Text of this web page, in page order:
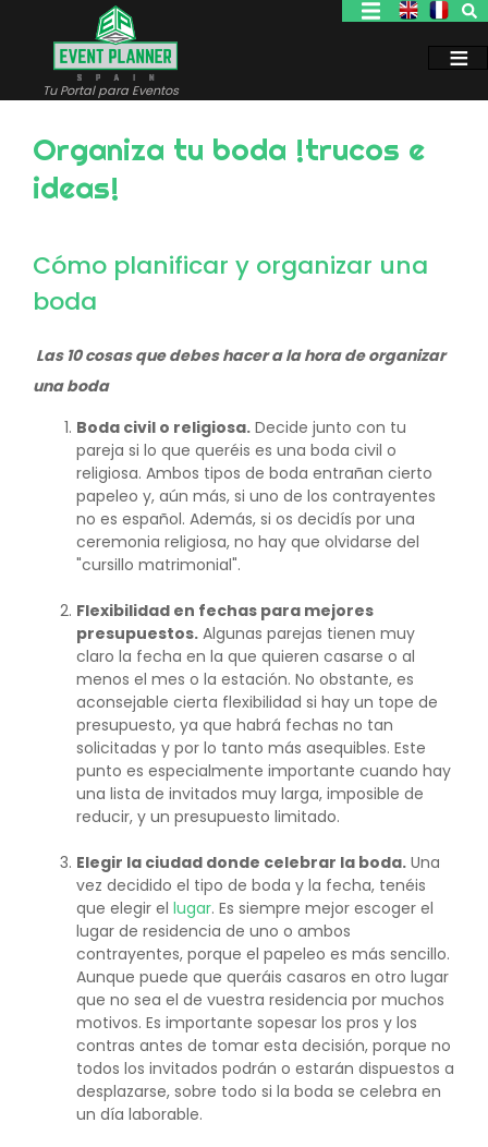
contenido
Tu Portal para Eventos
Organiza tu boda !trucos e
ideas!
Cómo planificar y organizar una
boda
Las 10 cosas que debes hacer a la hora de organizar
una boda
Boda civil o religiosa. Decide junto con tu
pareja si lo que queréis es una boda civil o
religiosa. Ambos tipos de boda entrañan cierto
papeleo y, aún más, si uno de los contrayentes
no es español. Además, si os decidís por una
ceremonia religiosa, no hay que olvidarse del
"cursillo matrimonial".
Flexibilidad en fechas para mejores
presupuestos. Algunas parejas tienen muy
claro la fecha en la que quieren casarse o al
menos el mes o la estación. No obstante, es
aconsejable cierta flexibilidad si hay un tope de
presupuesto, ya que habrá fechas no tan
solicitadas y por lo tanto más asequibles. Este
punto es especialmente importante cuando hay
una lista de invitados muy larga, imposible de
reducir, y un presupuesto limitado.
Elegir la ciudad donde celebrar la boda. Una
vez decidido el tipo de boda y la fecha, tenéis
que elegir el lugar. Es siempre mejor escoger el
lugar de residencia de uno o ambos
contrayentes, porque el papeleo es más sencillo.
Aunque puede que queráis casaros en otro lugar
que no sea el de vuestra residencia por muchos
motivos. Es importante sopesar los pros y los
contras antes de tomar esta decisión, porque no
todos los invitados podrán o estarán dispuestos a
desplazarse, sobre todo si la boda se celebra en
un día laborable.